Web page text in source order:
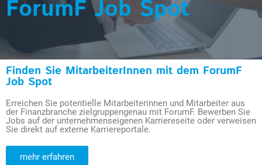
ForumF Job Spot
Finden Sie MitarbeiterInnen mit dem ForumF
Job Spot
Erreichen Sie potentielle Mitarbeiterinnen und Mitarbeiter aus
der Finanzbranche zielgruppengenau mit ForumF. Bewerben Sie
Jobs auf der unternehmenseigenen Karriereseite oder verweisen
Sie direkt auf externe Karriereportale.
mehr erfahren